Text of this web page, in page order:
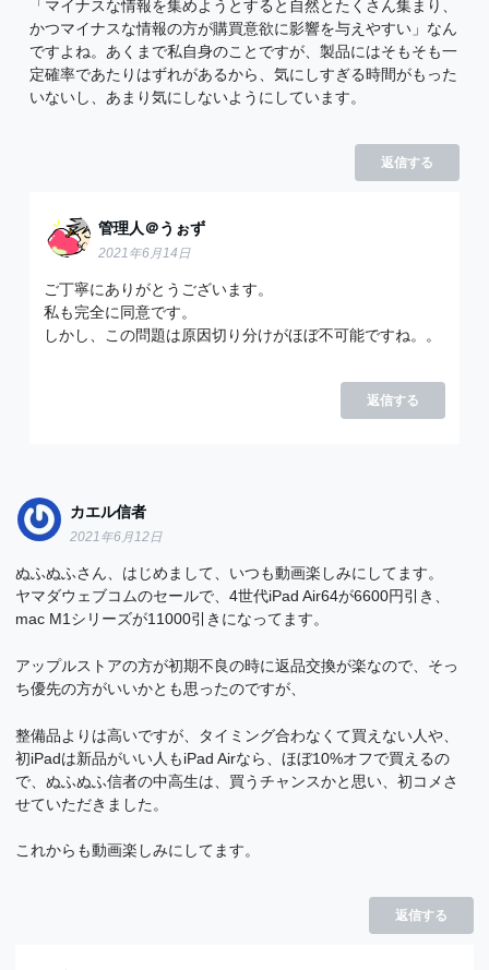
「マイナスな情報を集めようとすると自然とたくさん集まり、
かつマイナスな情報の方が購買意欲に影響を与えやすい」なん
ですよね。あくまで私自身のことですが、製品にはそもそも一
定確率であたりはずれがあるから、気にしすぎる時間がもった
いないし、あまり気にしないようにしています。
返信する
管理人＠うぉず
2021年6月14日
ご丁寧にありがとうございます。
私も完全に同意です。
しかし、この問題は原因切り分けがほぼ不可能ですね。。
返信する
カエル信者
2021年6月12日
ぬふぬふさん、はじめまして、いつも動画楽しみにしてます。
ヤマダウェブコムのセールで、4世代iPad Air64が6600円引き、
mac M1シリーズが11000引きになってます。
アップルストアの方が初期不良の時に返品交換が楽なので、そっ
ち優先の方がいいかとも思ったのですが、
整備品よりは高いですが、タイミング合わなくて買えない人や、
初iPadは新品がいい人もiPad Airなら、ほぼ10%オフで買えるの
で、ぬふぬふ信者の中高生は、買うチャンスかと思い、初コメさ
せていただきました。
これからも動画楽しみにしてます。
返信する